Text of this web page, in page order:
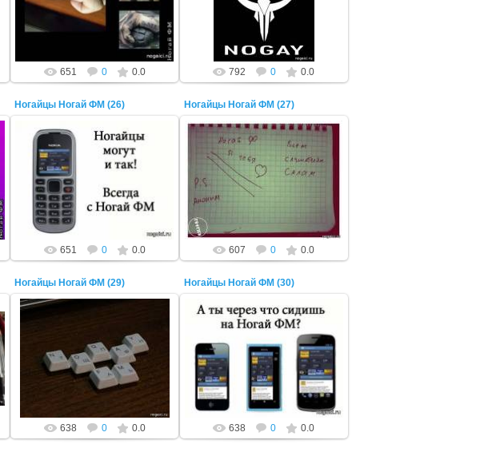
ADMIN
651 0 0.0
ADMIN
792 0 0.0
Ногайцы Ногай ФМ (26)
22 Октября 2014
ADMIN
651 0 0.0
Ногайцы Ногай ФМ (27)
22 Октября 2014
ADMIN
607 0 0.0
Ногайцы Ногай ФМ (29)
22 Октября 2014
ADMIN
638 0 0.0
Ногайцы Ногай ФМ (30)
22 Октября 2014
ADMIN
638 0 0.0